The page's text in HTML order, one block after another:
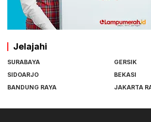
Jelajahi
SURABAYA
GERSIK
SIDOARJO
BEKASI
BANDUNG RAYA
JAKARTA